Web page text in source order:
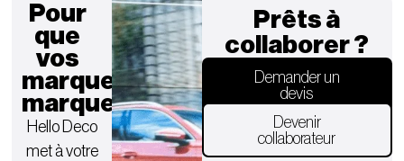
Pour
que
vos
marques
marquent.
Hello Deco
met à votre
Prêts à
collaborer ?
Demander un
devis
Devenir
collaborateur